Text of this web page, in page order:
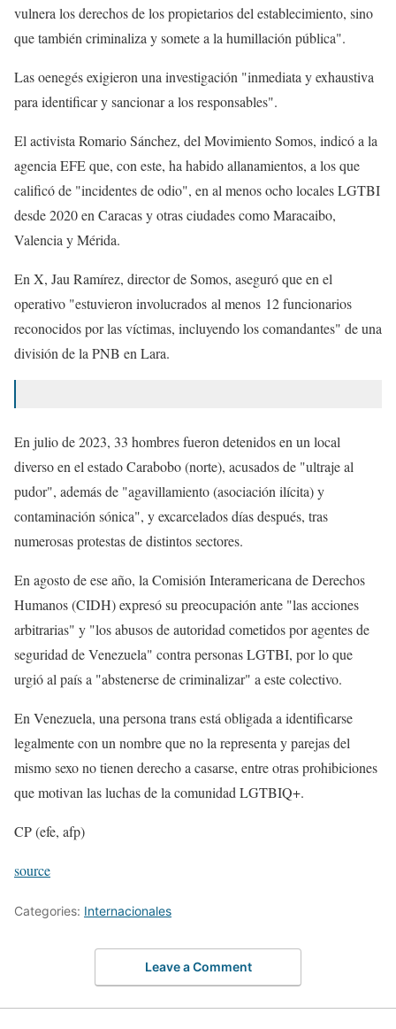
vulnera los derechos de los propietarios del establecimiento, sino
que también criminaliza y somete a la humillación pública".
Las oenegés exigieron una investigación "inmediata y exhaustiva
para identificar y sancionar a los responsables".
El activista Romario Sánchez, del Movimiento Somos, indicó a la
agencia EFE que, con este, ha habido allanamientos, a los que
calificó de "incidentes de odio", en al menos ocho locales LGTBI
desde 2020 en Caracas y otras ciudades como Maracaibo,
Valencia y Mérida.
En X, Jau Ramírez, director de Somos, aseguró que en el
operativo "estuvieron involucrados al menos 12 funcionarios
reconocidos por las víctimas, incluyendo los comandantes" de una
división de la PNB en Lara.
En julio de 2023, 33 hombres fueron detenidos en un local
diverso en el estado Carabobo (norte), acusados de "ultraje al
pudor", además de "agavillamiento (asociación ilícita) y
contaminación sónica", y excarcelados días después, tras
numerosas protestas de distintos sectores.
En agosto de ese año, la Comisión Interamericana de Derechos
Humanos (CIDH) expresó su preocupación ante "las acciones
arbitrarias" y "los abusos de autoridad cometidos por agentes de
seguridad de Venezuela" contra personas LGTBI, por lo que
urgió al país a "abstenerse de criminalizar" a este colectivo.
En Venezuela, una persona trans está obligada a identificarse
legalmente con un nombre que no la representa y parejas del
mismo sexo no tienen derecho a casarse, entre otras prohibiciones
que motivan las luchas de la comunidad LGTBIQ+.
CP (efe, afp)
source
Categories: Internacionales
Leave a Comment